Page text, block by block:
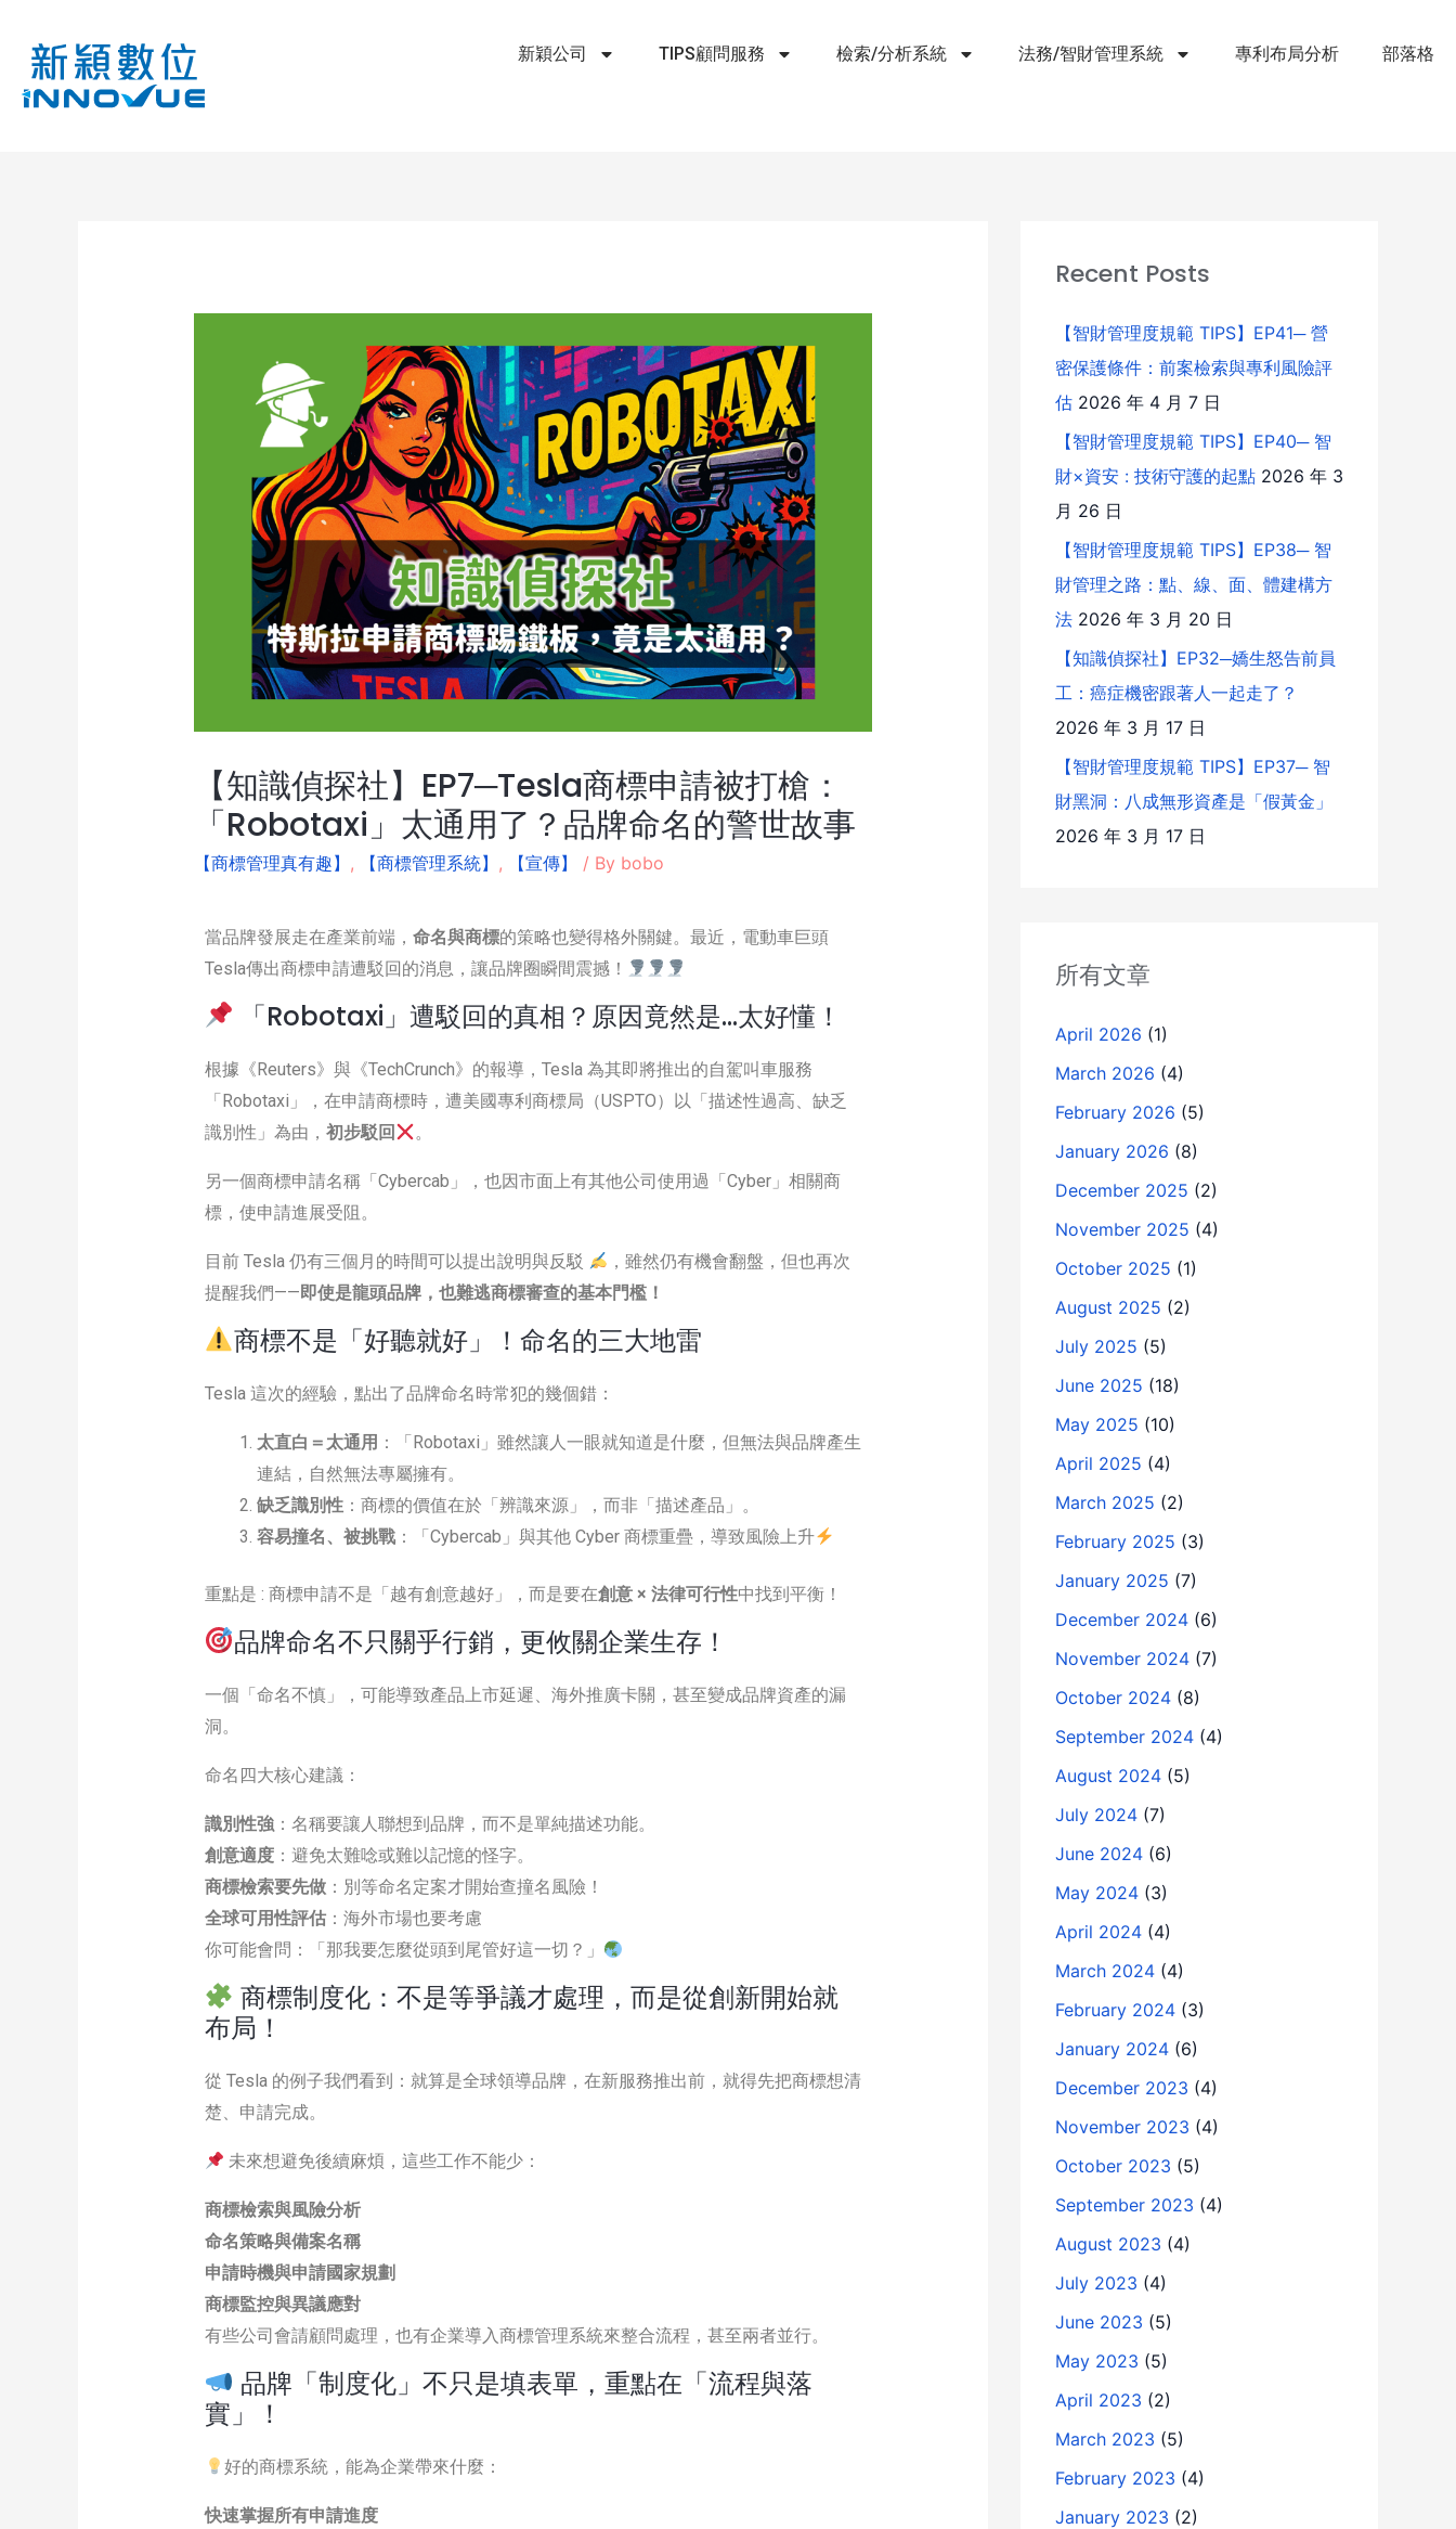
新穎公司 TIPS顧問服務 檢索/分析系統 法務/智財管理系統 專利布局分析 部落格
【知識偵探社】EP7─Tesla商標申請被打槍：
「Robotaxi」太通用了？品牌命名的警世故事
【商標管理真有趣】 , 【商標管理系統】 , 【宣傳】 / By bobo
當品牌發展走在產業前端， 命名與商標的策略也變得格外關鍵。最近，電動車巨頭
Tesla傳出商標申請遭駁回的消息，讓品牌圈瞬間震撼！
「Robotaxi」遭駁回的真相？原因竟然是…太好懂！
根據《Reuters》與《TechCrunch》的報導，Tesla 為其即將推出的自駕叫車服務
「Robotaxi」，在申請商標時，遭美國專利商標局（USPTO）以「描述性過高、缺乏
識別性」為由， 初步駁回 。
另一個商標申請名稱「Cybercab」，也因市面上有其他公司使用過「Cyber」相關商
標，使申請進展受阻。
目前 Tesla 仍有三個月的時間可以提出說明與反駁
，雖然仍有機會翻盤，但也再次
提醒我們——即使是龍頭品牌，也難逃商標審查的基本門檻！
商標不是「好聽就好」！命名的三大地雷
Tesla 這次的經驗，點出了品牌命名時常犯的幾個錯：
太直白＝太通用 ：「Robotaxi」雖然讓人一眼就知道是什麼，但無法與品牌產生
連結，自然無法專屬擁有。
缺乏識別性：商標的價值在於「辨識來源」，而非「描述產品」。
容易撞名、被挑戰：「Cybercab」與其他 Cyber 商標重疊，導致風險上升
重點是 : 商標申請不是「越有創意越好」，而是要在創意 × 法律可行性中找到平衡！
品牌命名不只關乎行銷，更攸關企業生存！
一個「命名不慎」，可能導致產品上市延遲、海外推廣卡關，甚至變成品牌資產的漏
洞。
命名四大核心建議：
識別性強：名稱要讓人聯想到品牌，而不是單純描述功能。
創意適度：避免太難唸或難以記憶的怪字。
商標檢索要先做：別等命名定案才開始查撞名風險！
全球可用性評估：海外市場也要考慮
你可能會問：「那我要怎麼從頭到尾管好這一切？」
商標制度化：不是等爭議才處理，而是從創新開始就
布局！
從 Tesla 的例子我們看到：就算是全球領導品牌，在新服務推出前，就得先把商標想清
楚、申請完成。
未來想避免後續麻煩，這些工作不能少：
商標檢索與風險分析
命名策略與備案名稱
申請時機與申請國家規劃
商標監控與異議應對
有些公司會請顧問處理，也有企業導入商標管理系統來整合流程，甚至兩者並行。
品牌「制度化」不只是填表單，重點在「流程與落
實」！
好的商標系統，能為企業帶來什麼：
快速掌握所有申請進度
Recent Posts
【智財管理度規範 TIPS】EP41─ 營
密保護條件：前案檢索與專利風險評
估 2026 年 4 月 7 日
【智財管理度規範 TIPS】EP40─ 智
財×資安 : 技術守護的起點 2026 年 3
月 26 日
【智財管理度規範 TIPS】EP38─ 智
財管理之路：點、線、面、體建構方
法 2026 年 3 月 20 日
【知識偵探社】EP32─嬌生怒告前員
工：癌症機密跟著人一起走了？
2026 年 3 月 17 日
【智財管理度規範 TIPS】EP37─ 智
財黑洞：八成無形資產是「假黃金」
2026 年 3 月 17 日
所有文章
April 2026 (1)
March 2026 (4)
February 2026 (5)
January 2026 (8)
December 2025 (2)
November 2025 (4)
October 2025 (1)
August 2025 (2)
July 2025 (5)
June 2025 (18)
May 2025 (10)
April 2025 (4)
March 2025 (2)
February 2025 (3)
January 2025 (7)
December 2024 (6)
November 2024 (7)
October 2024 (8)
September 2024 (4)
August 2024 (5)
July 2024 (7)
June 2024 (6)
May 2024 (3)
April 2024 (4)
March 2024 (4)
February 2024 (3)
January 2024 (6)
December 2023 (4)
November 2023 (4)
October 2023 (5)
September 2023 (4)
August 2023 (4)
July 2023 (4)
June 2023 (5)
May 2023 (5)
April 2023 (2)
March 2023 (5)
February 2023 (4)
January 2023 (2)